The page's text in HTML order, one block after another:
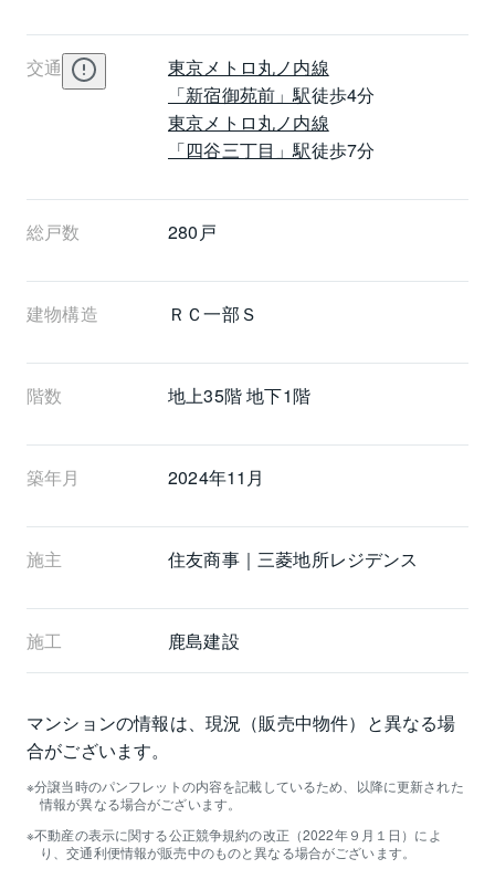
交通
東京メトロ丸ノ内線
「新宿御苑前」駅徒歩4分
東京メトロ丸ノ内線
「四谷三丁目」駅徒歩7分
総戸数 280戸
建物構造 ＲＣ一部Ｓ
階数 地上35階 地下1階
築年月 2024年11月
施主 住友商事｜三菱地所レジデンス
施工 鹿島建設
マンションの情報は、現況（販売中物件）と異なる場
合がございます。
分譲当時のパンフレットの内容を記載しているため、以降に更新された
情報が異なる場合がございます。
不動産の表示に関する公正競争規約の改正（2022年９月１日）によ
り、交通利便情報が販売中のものと異なる場合がございます。